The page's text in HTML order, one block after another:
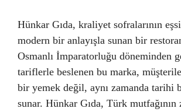
Hünkar Gıda, kraliyet sofralarının
modern bir anlayışla sunan bir
Osmanlı İmparatorluğu döneminden
tariflerle beslenen bu marka,
bir yemek değil, aynı zamanda tarihi
sunar. Hünkar Gıda, Türk mutfağının